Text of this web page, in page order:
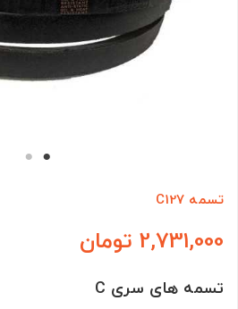
تسمه C127
2,731,000 تومان
تسمه های سری C